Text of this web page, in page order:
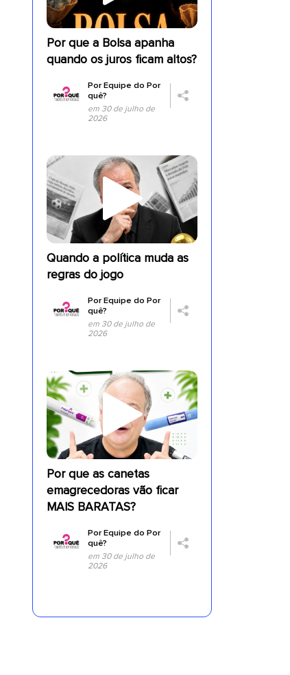
Por que a Bolsa apanha
quando os juros ficam altos?
PorEquipe do Por
quê?
em 30 de julho de
2026
Quando a política muda as
regras do jogo
PorEquipe do Por
quê?
em 30 de julho de
2026
Por que as canetas
emagrecedoras vão ficar
MAIS BARATAS?
PorEquipe do Por
quê?
em 30 de julho de
2026